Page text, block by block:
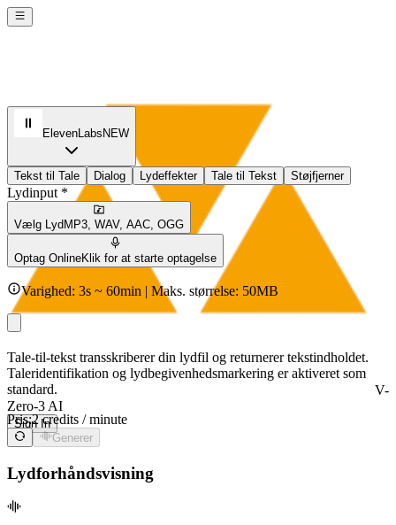
V-
Zero-3 AI
Sign In
ElevenLabs NEW
Tekst til Tale Dialog Lydeffekter Tale til Tekst Støjfjerner
Lydinput *
Vælg Lyd MP3, WAV, AAC, OGG
Optag OnlineKlik for at starte optagelse
Varighed: 3s ~ 60min | Maks. størrelse: 50MB
Tale-til-tekst transskriberer din lydfil og returnerer tekstindholdet.
Taleridentifikation og lydbegivenhedsmarkering er aktiveret som
standard.
Pris:2 credits / minute
Generer
Lydforhåndsvisning